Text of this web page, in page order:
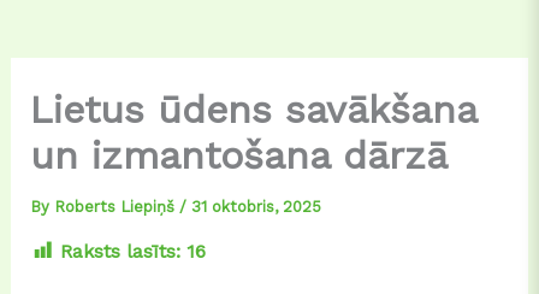
Lietus ūdens savākšana
un izmantošana dārzā
By Roberts Liepiņš / 31 oktobris, 2025
Raksts lasīts: 16